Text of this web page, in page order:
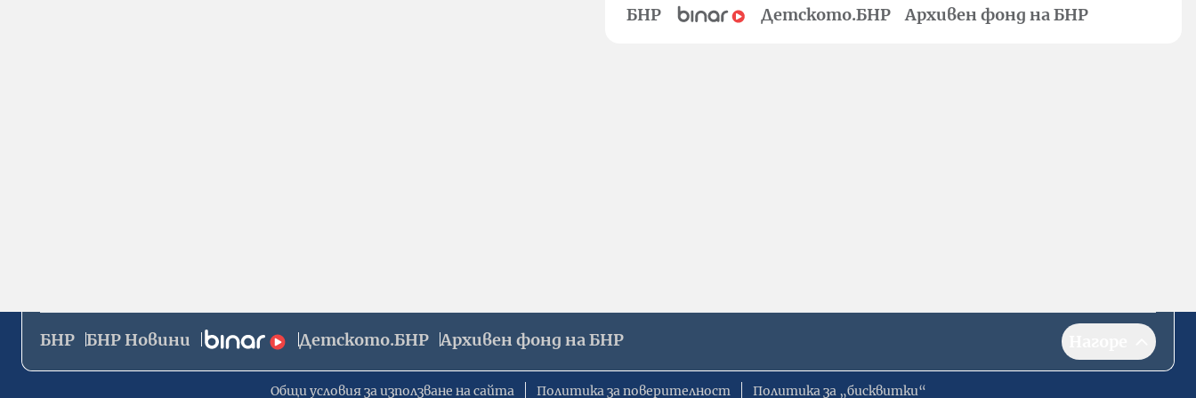
БНР Детското.БНР Архивен фонд на БНР
БНР БНР Новини Детското.БНР Архивен фонд на БНР
Общи условия за използване на сайта Политика за поверителност Политика за „бисквитки“